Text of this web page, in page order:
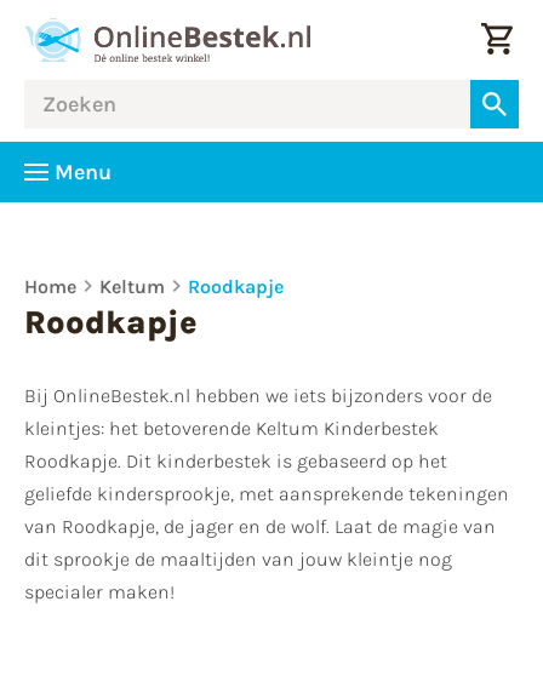
Menu
Home Keltum Roodkapje
Roodkapje
Bij OnlineBestek.nl hebben we iets bijzonders voor de
kleintjes: het betoverende Keltum Kinderbestek
Roodkapje. Dit kinderbestek is gebaseerd op het
geliefde kindersprookje, met aansprekende tekeningen
van Roodkapje, de jager en de wolf. Laat de magie van
dit sprookje de maaltijden van jouw kleintje nog
specialer maken!